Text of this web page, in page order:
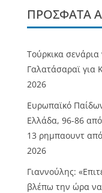
ΠΡΌΣΦΑΤΑ
Τούρκικα σενάρια
Γαλατάσαραϊ για
2026
Ευρωπαϊκό
Ελλάδα, 96-86
13 ρημπαουντ
2026
Γιαννούλης:
βλέπω την ώρα